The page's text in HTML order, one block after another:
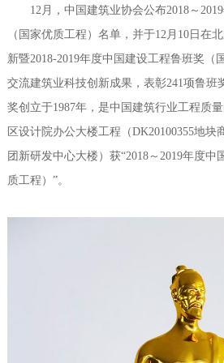
12月，中国建筑业协会公布2018～2019
（国家优质工程）名单，并于12月10日在
新暨2018-2019年度中国建设工程鲁班奖（
交流建筑业科技创新成果，表彰241项鲁班
奖创立于1987年，是中国建筑行业工程质
区设计院办公大楼工程（DK20100355地
团新研发中心大楼）获“2018～2019年度
质工程）”。
全过
评标
党建
培训
推荐
招贤